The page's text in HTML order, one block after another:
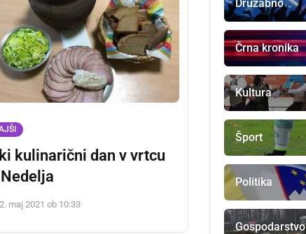
kulinarični dan v vrtcu
maj 2021 ob 10:33
Družabno
Črna kronika
Kultura
Šport
Politika
Gospodarstvo